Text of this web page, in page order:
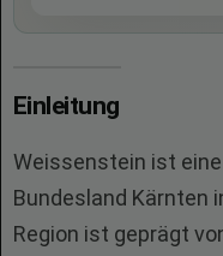
Einleitung
Weissenstein ist
Bundesland Kärnten
Region ist geprägt